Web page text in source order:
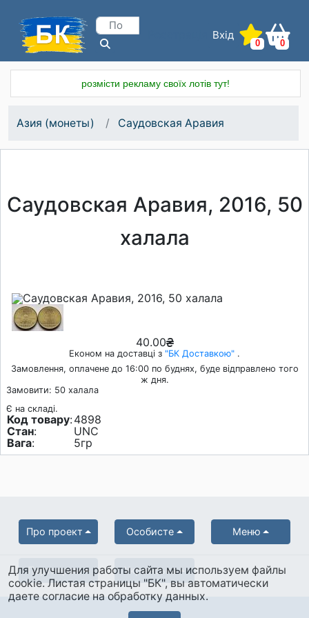
Вхід
0 0
розмісти рекламу своїх лотів тут!
Азия (монеты) Саудовская Аравия
Саудовская Аравия, 2016, 50
халала
40.00
Економ на доставці з "БК Доставкою" .
Замовлення, оплачене до 16:00 по буднях, буде відправлено того
ж дня.
Замовити: 50 халала
Є на складі.
Код товару:4898
Стан:
UNC
Вага: 5гр
Про проект Особисте Меню
Партнерам Українська
Для улучшения работы сайта мы используем файлы
cookie. Листая страницы "БК", вы автоматически
даете согласие на обработку данных.